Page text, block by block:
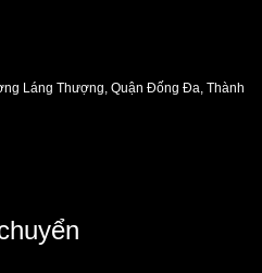
Láng Thượng, Quận Đống Đa, Thành